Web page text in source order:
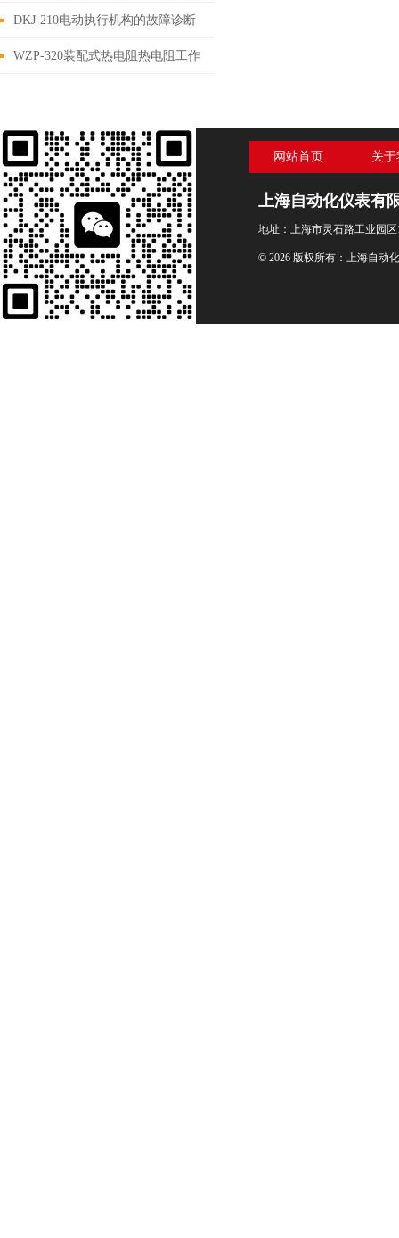
DKJ-210电动执行机构的故障诊断
WZP-320装配式热电阻热电阻工作
网站首页 关
上海自动化仪表有
地址：上海市灵石路工业园区
© 2026 版权所有：上海自动